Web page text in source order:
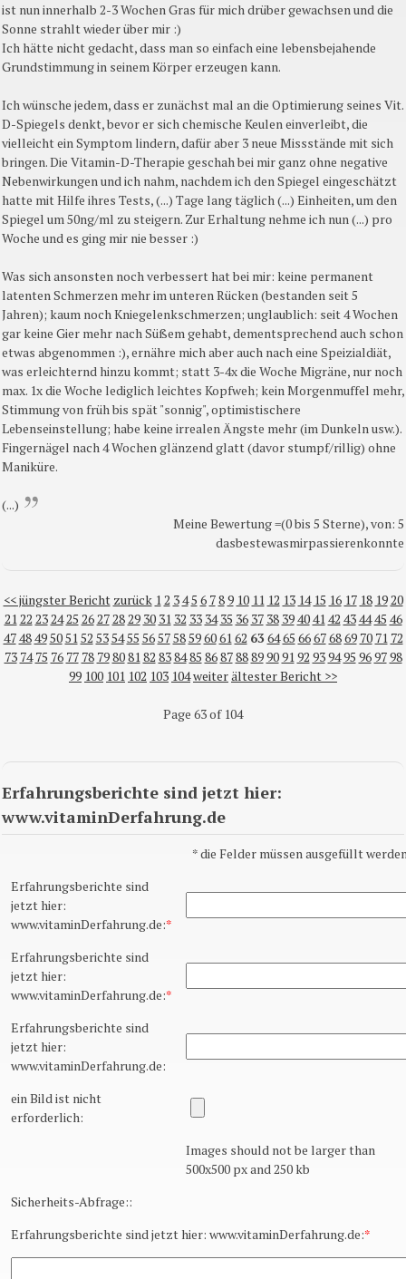
ist nun innerhalb 2-3 Wochen Gras für mich drüber gewachsen und die
Sonne strahlt wieder über mir :)
Ich hätte nicht gedacht, dass man so einfach eine lebensbejahende
Grundstimmung in seinem Körper erzeugen kann.
Ich wünsche jedem, dass er zunächst mal an die Optimierung seines Vit.
D-Spiegels denkt, bevor er sich chemische Keulen einverleibt, die
vielleicht ein Symptom lindern, dafür aber 3 neue Missstände mit sich
bringen. Die Vitamin-D-Therapie geschah bei mir ganz ohne negative
Nebenwirkungen und ich nahm, nachdem ich den Spiegel eingeschätzt
hatte mit Hilfe ihres Tests, (...) Tage lang täglich (...) Einheiten, um den
Spiegel um 50ng/ml zu steigern. Zur Erhaltung nehme ich nun (...) pro
Woche und es ging mir nie besser :)
Was sich ansonsten noch verbessert hat bei mir: keine permanent
latenten Schmerzen mehr im unteren Rücken (bestanden seit 5
Jahren); kaum noch Kniegelenkschmerzen; unglaublich: seit 4 Wochen
gar keine Gier mehr nach Süßem gehabt, dementsprechend auch schon
etwas abgenommen :), ernähre mich aber auch nach eine Speizialdiät,
was erleichternd hinzu kommt; statt 3-4x die Woche Migräne, nur noch
max. 1x die Woche lediglich leichtes Kopfweh; kein Morgenmuffel mehr,
Stimmung von früh bis spät "sonnig", optimistischere
Lebenseinstellung; habe keine irrealen Ängste mehr (im Dunkeln usw.).
Fingernägel nach 4 Wochen glänzend glatt (davor stumpf/rillig) ohne
Maniküre.
(...)
Meine Bewertung =(0 bis 5 Sterne), von: 5
dasbestewasmirpassierenkonnte
<< jüngster Bericht zurück 12 345 6 789 10 11 12 13 14 15 16 17 18 1920
2122 232425 26272829 30 31 32 33 34 35 36 37 38 39404142 434445 46
474849505152 535455 56575859606162 63 6465 66676869 70 71 72
73 74 75 76 77 78 79808182 838485 86878889909192 939495 969798
99 100 101 102 103 104weiterältester Bericht >>
Page 63 of 104
Erfahrungsberichte sind jetzt hier:
www.vitaminDerfahrung.de
*die Felder müssen ausgefüllt
Erfahrungsberichte sind
jetzt hier:
www.vitaminDerfahrung.de:*
Erfahrungsberichte sind
jetzt hier:
www.vitaminDerfahrung.de:*
Erfahrungsberichte sind
jetzt hier:
www.vitaminDerfahrung.de:
ein Bild ist nicht
erforderlich:
Images should not be larger than
500x500 px and 250 kb
Sicherheits-Abfrage::
Erfahrungsberichte sind jetzt hier: www.vitaminDerfahrung.de:*